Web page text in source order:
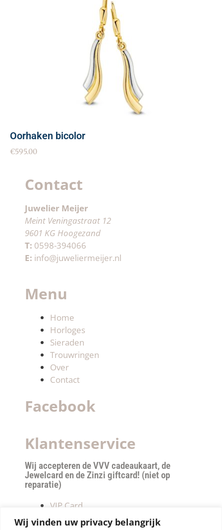
Wij vinden uw privacy belangrijk
Oorhaken bicolor
€595.00
Contact
Juwelier Meijer
Meint Veningastraat 12
9601 KG Hoogezand
T: 0598-394066
E: info@juweliermeijer.nl
Menu
Home
Horloges
Sieraden
Trouwringen
Over
Contact
Facebook
Klantenservice
Wij accepteren de VVV cadeaukaart, de
Jewelcard en de Zinzi giftcard! (niet op
reparatie)
VIP Card
Retourneren